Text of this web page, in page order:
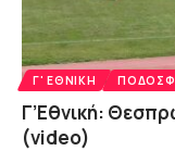
Γ' ΕΘΝΙΚΉ
Γ’Εθνική:
(video)